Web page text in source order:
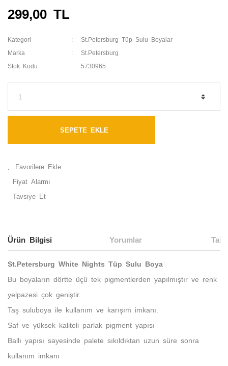
299,00 TL
Kategori St.Petersburg Tüp Sulu Boyalar
Marka St.Petersburg
Stok Kodu 5730965
SEPETE EKLE
Fiyat Alarmı
Tavsiye Et
Ürün Bilgisi Yorumlar
St.Petersburg White Nights Tüp Sulu Boya
Bu boyaların dörtte üçü tek pigmentlerden yapılmıştır ve renk
yelpazesi çok geniştir.
Taş suluboya ile kullanım ve karışım imkanı.
Saf ve yüksek kaliteli parlak pigment yapısı
Ballı yapısı sayesinde palete sıkıldıktan uzun süre sonra
kullanım imkanı